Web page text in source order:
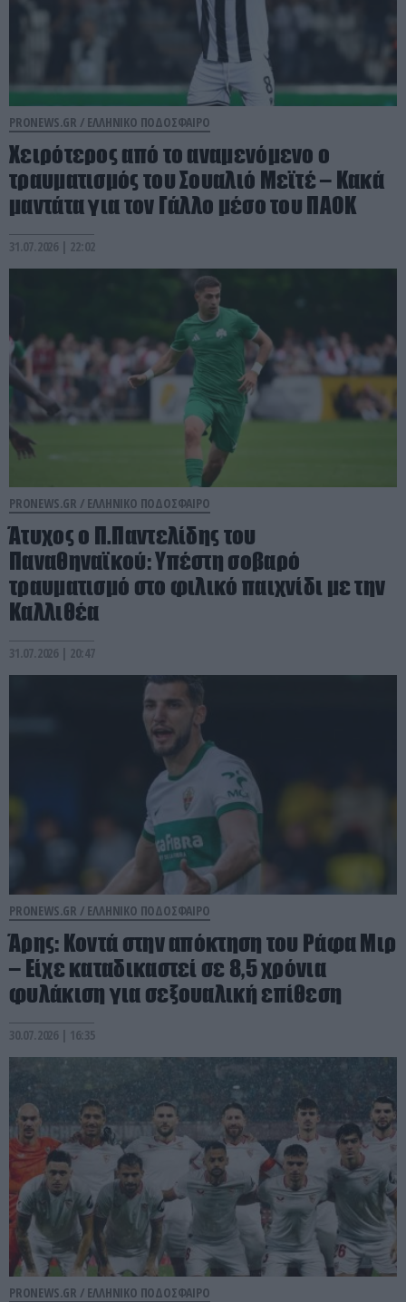
PRONEWS.GR / ΕΛΛΗΝΙΚΟ ΠΟΔΟΣΦΑΙΡΟ
Χειρότερος από το αναμενόμενο ο
τραυματισμός του Σουαλιό Μεϊτέ – Kακά
μαντάτα για τον Γάλλο μέσο του ΠΑΟΚ
31.07.2026 | 22:02
PRONEWS.GR / ΕΛΛΗΝΙΚΟ ΠΟΔΟΣΦΑΙΡΟ
Άτυχος ο Π.Παντελίδης του
Παναθηναϊκού: Υπέστη σοβαρό
τραυματισμό στο φιλικό παιχνίδι με την
Καλλιθέα
31.07.2026 | 20:47
PRONEWS.GR / ΕΛΛΗΝΙΚΟ ΠΟΔΟΣΦΑΙΡΟ
Άρης: Κοντά στην απόκτηση του Ράφα Μιρ
– Είχε καταδικαστεί σε 8,5 χρόνια
φυλάκιση για σεξουαλική επίθεση
30.07.2026 | 16:35
PRONEWS.GR / ΕΛΛΗΝΙΚΟ ΠΟΔΟΣΦΑΙΡΟ